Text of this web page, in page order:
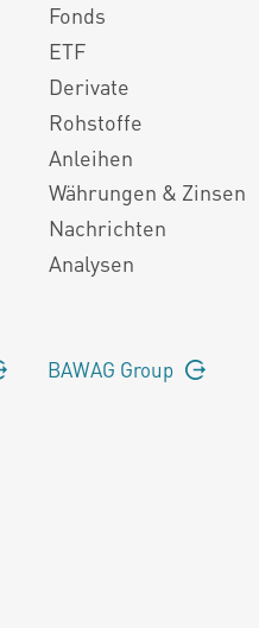
Fonds
ETF
Derivate
Rohstoffe
Anleihen
Währungen & Zinsen
Nachrichten
Analysen
BAWAG Group